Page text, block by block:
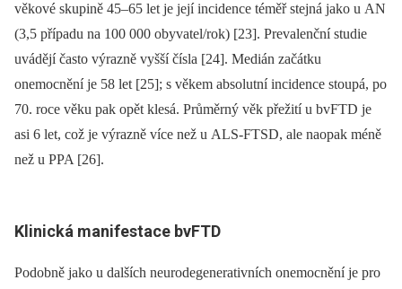
věkové skupině 45–65 let je její incidence téměř stejná jako u AN
(3,5 případu na 100 000 obyvatel/rok) [23]. Prevalenční studie
uvádějí často výrazně vyšší čísla [24]. Medián začátku
onemocnění je 58 let [25]; s věkem absolutní incidence stoupá, po
70. roce věku pak opět klesá. Průměrný věk přežití u bvFTD je
asi 6 let, což je výrazně více než u ALS-FTSD, ale naopak méně
než u PPA [26].
Klinická manifestace bvFTD
Podobně jako u dalších neurodegenerativních onemocnění je pro